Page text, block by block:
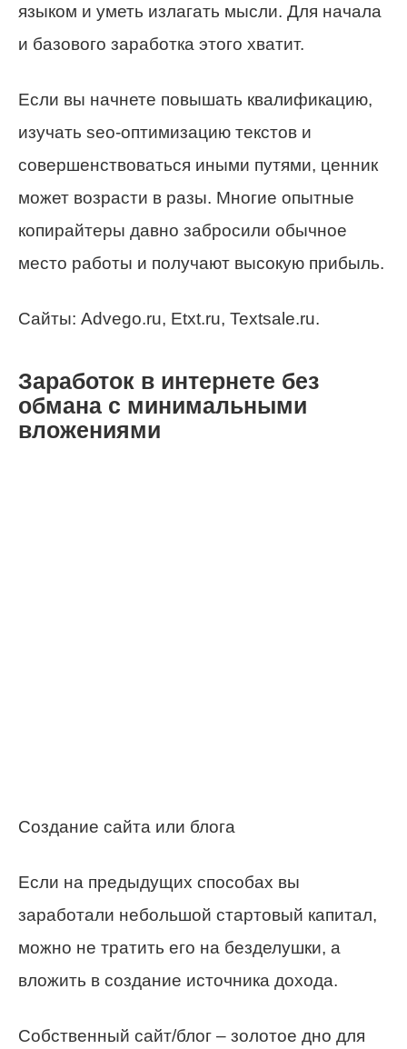
языком и уметь излагать мысли. Для начала
и базового заработка этого хватит.
Если вы начнете повышать квалификацию,
изучать seo-оптимизацию текстов и
совершенствоваться иными путями, ценник
может возрасти в разы. Многие опытные
копирайтеры давно забросили обычное
место работы и получают высокую прибыль.
Сайты: Advego.ru, Etxt.ru, Textsale.ru.
Заработок в интернете без
обмана с минимальными
вложениями
Создание сайта или блога
Если на предыдущих способах вы
заработали небольшой стартовый капитал,
можно не тратить его на безделушки, а
вложить в создание источника дохода.
Собственный сайт/блог – золотое дно для